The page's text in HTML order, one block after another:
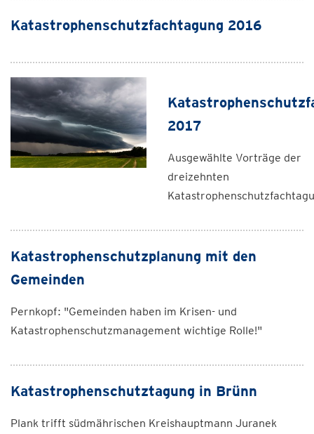
Katastrophenschutzfachtagung 2016
2017
Ausgewählte Vorträge der
dreizehnten
Katastrophenschutzplanung mit den
Gemeinden
Pernkopf: "Gemeinden haben im Krisen- und
Katastrophenschutzmanagement wichtige Rolle!"
Katastrophenschutztagung in Brünn
Plank trifft südmährischen Kreishauptmann Juranek